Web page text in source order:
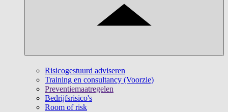
Risicogestuurd adviseren
Training en consultancy (Voorzie)
Preventiemaatregelen
Bedrijfsrisico's
Room of risk